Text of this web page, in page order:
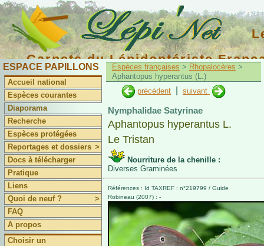
Carnets du Lépidoptériste
ESPACE PAPILLONS
Accueil national
Espèces courantes
Diaporama
Recherche
Espèces protégées
Reportages et dossiers >
Docs à télécharger
Pratique
Liens
Quoi de neuf ?
>
FAQ
A propos
Choisir un
Espèces françaises > Rhopalocères >
Aphantopus hyperantus (L.)
précédent
suivant
Nymphalidae Satyrinae
Aphantopus hyperantus L.
Le Tristan
Nourriture de la chenille :
Diverses Graminées
Références : Id TAXREF : n°219799 / Guide
Robineau (2007) : -